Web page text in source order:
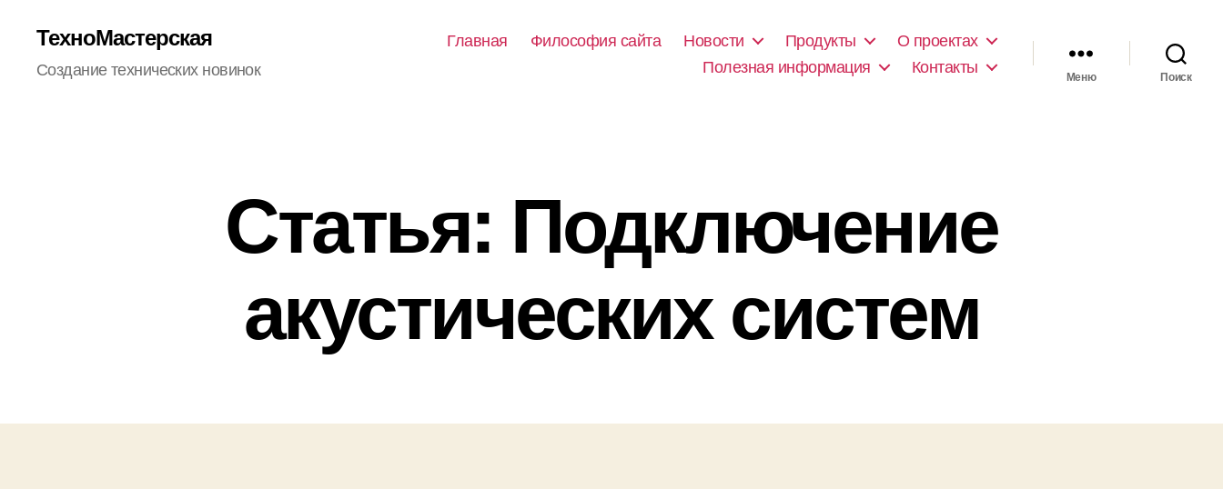
ТехноМастерская
Создание технических новинок
Главная Философия сайта Новости Продукты
О проектах
Полезная информация
Контакты Меню Поиск
Статья: Подключение
акустических систем